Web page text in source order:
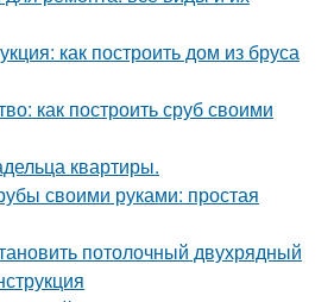
как построить дом из бруса
как построить сруб своими
квартиры.
своими руками: простая
потолочный двухрядный